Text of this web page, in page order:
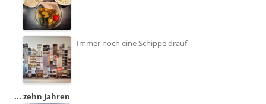
Immer noch eine Schippe drauf
... zehn Jahren